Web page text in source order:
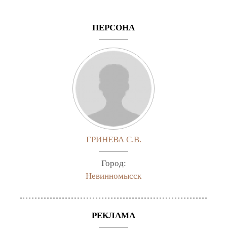
ПЕРСОНА
ГРИНЕВА С.В.
Город:
Невинномысск
РЕКЛАМА